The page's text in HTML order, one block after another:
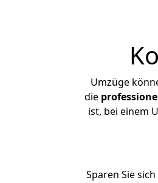
Umzüge
die
ist, bei einem
Sparen Sie